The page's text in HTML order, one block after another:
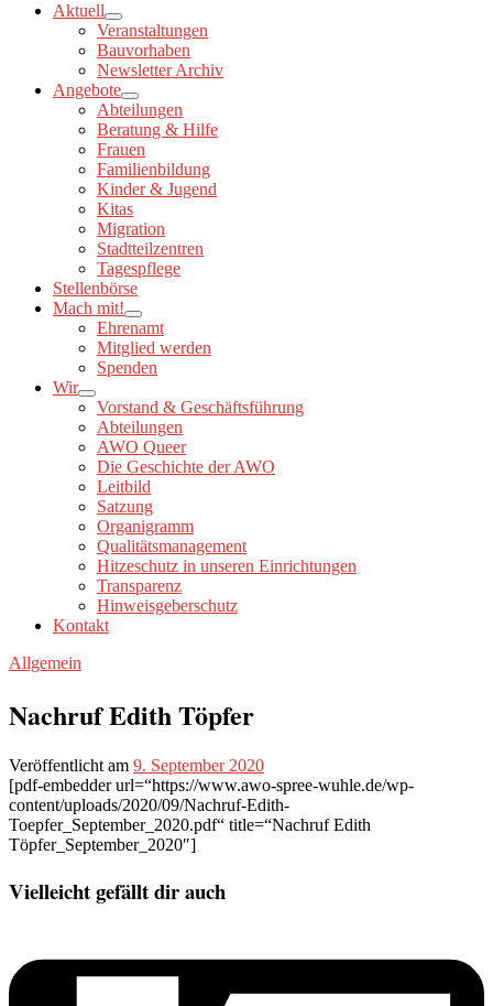
Aktuell
Veranstaltungen
Bauvorhaben
Newsletter Archiv
Angebote
Abteilungen
Beratung & Hilfe
Frauen
Familienbildung
Kinder & Jugend
Kitas
Migration
Stadtteilzentren
Tagespflege
Stellenbörse
Mach mit!
Ehrenamt
Mitglied werden
Spenden
Wir
Vorstand & Geschäftsführung
Abteilungen
AWO Queer
Die Geschichte der AWO
Leitbild
Satzung
Organigramm
Qualitätsmanagement
Hitzeschutz in unseren Einrichtungen
Transparenz
Hinweisgeberschutz
Kontakt
Allgemein
Nachruf Edith Töpfer
Veröffentlicht am 9. September 2020
[pdf-embedder url=“https://www.awo-spree-wuhle.de/wp-
content/uploads/2020/09/Nachruf-Edith-
Toepfer_September_2020.pdf“ title=“Nachruf Edith
Töpfer_September_2020″]
Vielleicht gefällt dir auch